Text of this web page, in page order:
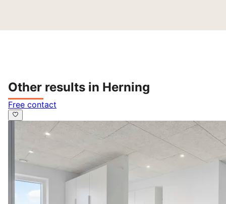
Other results in Herning
Free contact